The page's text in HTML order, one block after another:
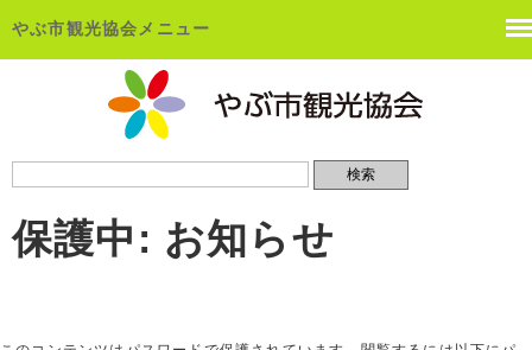
やぶ市観光協会メニュー
保護中: お知らせ